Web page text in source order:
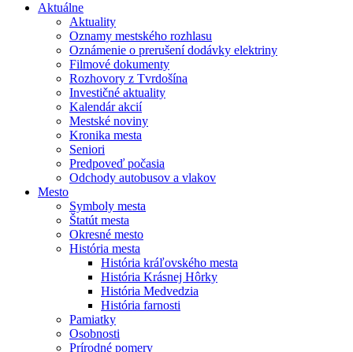
Aktuálne
Aktuality
Oznamy mestského rozhlasu
Oznámenie o prerušení dodávky elektriny
Filmové dokumenty
Rozhovory z Tvrdošína
Investičné aktuality
Kalendár akcií
Mestské noviny
Kronika mesta
Seniori
Predpoveď počasia
Odchody autobusov a vlakov
Mesto
Symboly mesta
Štatút mesta
Okresné mesto
História mesta
História kráľovského mesta
História Krásnej Hôrky
História Medvedzia
História farnosti
Pamiatky
Osobnosti
Prírodné pomery